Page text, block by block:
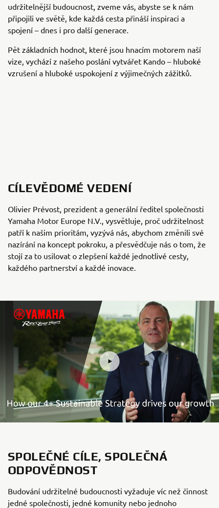
udržitelnější budoucnost, zveme vás, abyste se k nám
připojili ve světě, kde každá cesta přináší inspiraci a
spojení – dnes i pro další generace.
Pět základních hodnot, které jsou hnacím motorem naší
vize, vychází z našeho poslání vytvářet Kando – hluboké
vzrušení a hluboké uspokojení z výjimečných zážitků.
CÍLEVĚDOMÉ VEDENÍ
Olivier Prévost, prezident a generální ředitel společnosti
Yamaha Motor Europe N.V., vysvětluje, proč udržitelnost
patří k našim prioritám, vyzývá nás, abychom změnili své
nazírání na koncept pokroku, a přesvědčuje nás o tom, že
stojí za to usilovat o zlepšení každé jednotlivé cesty,
každého partnerství a každé inovace.
SPOLEČNÉ CÍLE, SPOLEČNÁ
ODPOVĚDNOST
Budování udržitelné budoucnosti vyžaduje víc než činnost
jedné společnosti, jedné komunity nebo jednoho